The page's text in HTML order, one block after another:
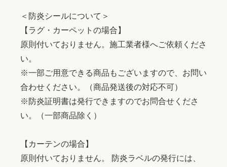
＜防炎シールについて＞
【ラグ・カーペットの場合】
原則付いておりません。施工業者様へご依頼くださ
い。
※一部ご用意できる商品もございますので、お問い
合わせください。（商品発送後の対応不可）
※防炎証明書は発行できますのでお問合せくださ
い。（一部商品除く）
【カーテンの場合】
原則付いておりません。 防炎ラベルの発行には、